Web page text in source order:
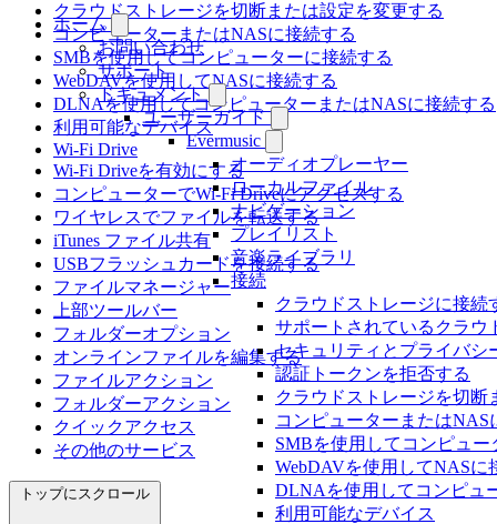
ホーム
お問い合わせ
サポート
ドキュメント
ユーザーガイド
Evermusic
オーディオプレーヤー
ローカルファイル
ナビゲーション
プレイリスト
音楽ライブラリ
接続
クラウドストレージに接続
サポートされているクラウ
セキュリティとプライバシ
認証トークンを拒否する
クラウドストレージを切断
コンピューターまたはNAS
SMBを使用してコンピュー
WebDAVを使用してNASに
DLNAを使用してコンピュ
利用可能なデバイス
クラウドストレージを切断または設定を変更する
コンピューターまたはNASに接続する
SMBを使用してコンピューターに接続する
WebDAVを使用してNASに接続する
DLNAを使用してコンピューターまたはNASに接続する
利用可能なデバイス
Wi-Fi Drive
Wi-Fi Driveを有効にする
コンピューターでWi-Fi Driveにアクセスする
ワイヤレスでファイルを転送する
iTunes ファイル共有
USBフラッシュカードを接続する
ファイルマネージャー
上部ツールバー
フォルダーオプション
オンラインファイルを編集する
ファイルアクション
フォルダーアクション
クイックアクセス
その他のサービス
トップにスクロール